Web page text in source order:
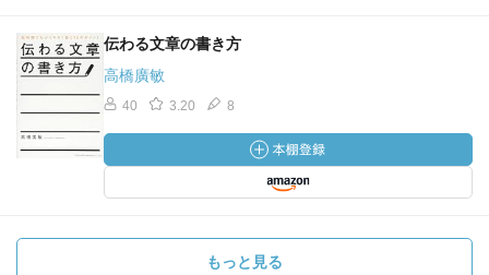
伝わる文章の書き方
高橋廣敏
40 3.20 8
もっと見る